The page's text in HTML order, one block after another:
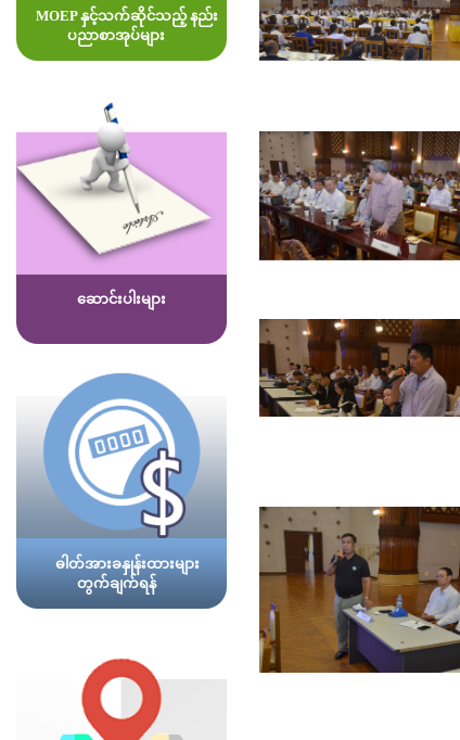
MOEP နှင့်သက်ဆိုင်သည့် နည်း
ပညာစာအုပ်များ
ဆောင်းပါးများ
ဓါတ်အားခနှုန်းထားများ
တွက်ချက်ရန်